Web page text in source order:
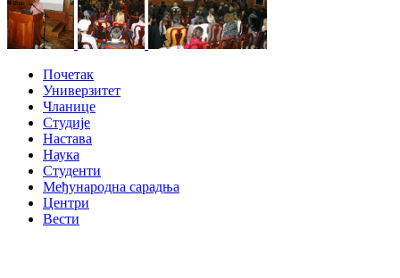
Почетак
Универзитет
Чланице
Студије
Настава
Наука
Студенти
Међународна сарадња
Центри
Вести